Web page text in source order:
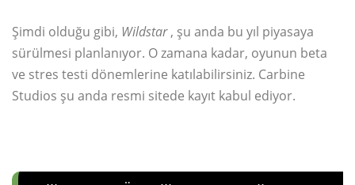
Şimdi olduğu gibi, Wildstar, şu anda bu yıl piyasaya
sürülmesi planlanıyor. O zamana kadar, oyunun beta
ve stres testi dönemlerine katılabilirsiniz. Carbine
Studios şu anda resmi sitede kayıt kabul ediyor.